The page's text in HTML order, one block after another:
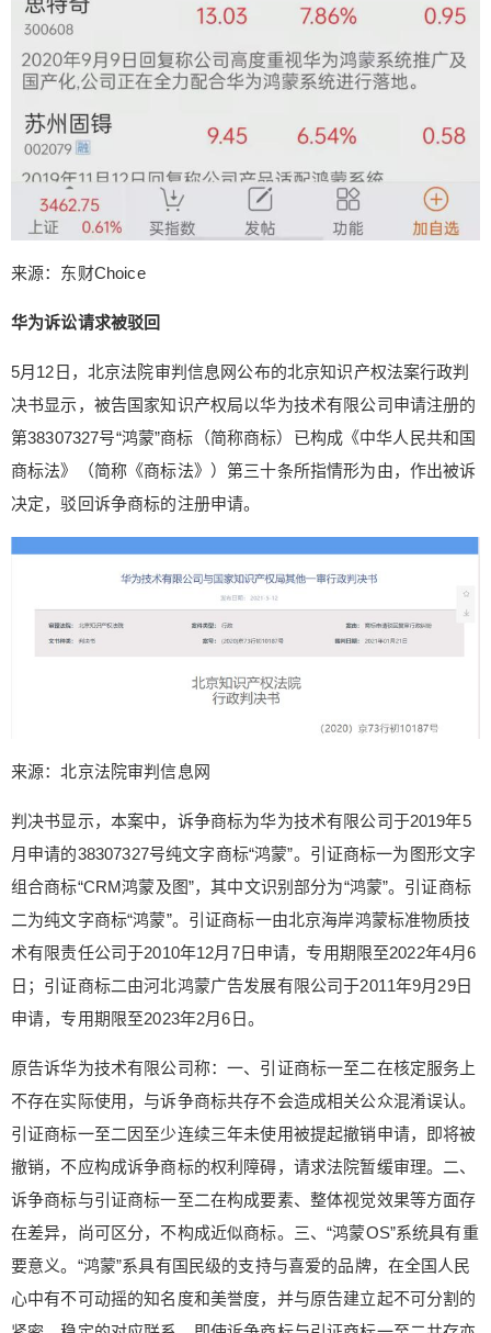
来源：东财Choice
华为诉讼请求被驳回
5月12日，北京法院审判信息网公布的北京知识产权法案行政判
决书显示，被告国家知识产权局以华为技术有限公司申请注册的
第38307327号“鸿蒙”商标（简称商标）已构成《中华人民共和国
商标法》（简称《商标法》）第三十条所指情形为由，作出被诉
决定，驳回诉争商标的注册申请。
来源：北京法院审判信息网
判决书显示，本案中，诉争商标为华为技术有限公司于2019年5
月申请的38307327号纯文字商标“鸿蒙”。引证商标一为图形文字
组合商标“CRM鸿蒙及图”，其中文识别部分为“鸿蒙”。引证商标
二为纯文字商标“鸿蒙”。引证商标一由北京海岸鸿蒙标准物质技
术有限责任公司于2010年12月7日申请，专用期限至2022年4月6
日；引证商标二由河北鸿蒙广告发展有限公司于2011年9月29日
申请，专用期限至2023年2月6日。
原告诉华为技术有限公司称：一、引证商标一至二在核定服务上
不存在实际使用，与诉争商标共存不会造成相关公众混淆误认。
引证商标一至二因至少连续三年未使用被提起撤销申请，即将被
撤销，不应构成诉争商标的权利障碍，请求法院暂缓审理。二、
诉争商标与引证商标一至二在构成要素、整体视觉效果等方面存
在差异，尚可区分，不构成近似商标。三、“鸿蒙OS”系统具有重
要意义。“鸿蒙”系具有国民级的支持与喜爱的品牌，在全国人民
心中有不可动摇的知名度和美誉度，并与原告建立起不可分割的
公众混淆误认，故诉争商标与引证商标一构成近似
商标。诉争商标的文字与引证商标二的文字完全相
同，仅在文字字体上存在差别，容易造成相关公众
混淆误认，故诉争商标与引证商标二构成近似商
标。 北京知识产权法院指出，原告华为技术有限公
司提供的在案证据不足以证明诉争商标经使用获得
较高知名度，从而与原告建立起唯一对应关系，在
指定使用的服务上获得了足以与引证商标一至二相
区分的显著特征，不会引起相关公众混淆误认。故
原告相关主张事实和法律依据不足，本院不予支
持。驳回原告华为技术有限公司的诉讼请求。案件
受理费一百元，由原告华为技术有限公司承担（已
送达之日起十五日内，向本院递交上诉状及副本，
并交纳上诉案件受理费一百元，上诉于北京市高级
人民法院。 鸿蒙最新动作 公开资料显示，华为从20
12年开始规划自有操作系统“鸿蒙”。早在2019年8
月，华为正式发布面向全场景的分布式操作系统Har
monyOS，并在华为智慧屏上投入使用。2020年9
月，华为发布了HarmonyOS2.0，应用的设备也延
展至华为WATCHGT2 Pro等产品。 3月31日，在华
为2020年年报发布会上，华为轮值董事长胡厚崑表
示，鸿蒙操作系统目前已经在智慧屏、可穿戴设
备、车机上使用了。目前鸿蒙OS已有超过20多家硬
件厂商、280多家应用厂商共同参与生态建设。下一
步，华为计划在手机上推出鸿蒙操作系统。 日前有
报道称，鸿蒙系统有望6月开始规模化推送。5月11
S Connect伙伴峰会。 5月12日，华为鸿蒙概念指数
大涨。东财Choice数据显示，截至5月12日收盘，
鸿蒙概念指数大涨5.62%，领涨概念板块。 编辑：
张楠 王朱莹 0 收藏